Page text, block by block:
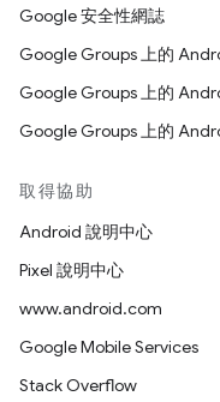
Google 安全性網誌
Google Groups 上的
Google Groups 上的
Google Groups 上的
取得協助
Android 說明中心
Pixel 說明中心
www.android.com
Google Mobile Services
Stack Overflow